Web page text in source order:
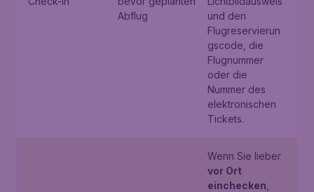
Abflug
und den
Flugreservierun
gscode, die
Flugnummer
oder die
Nummer des
elektronischen
Tickets.
Wenn Sie lieber
vor Ort
einchecken